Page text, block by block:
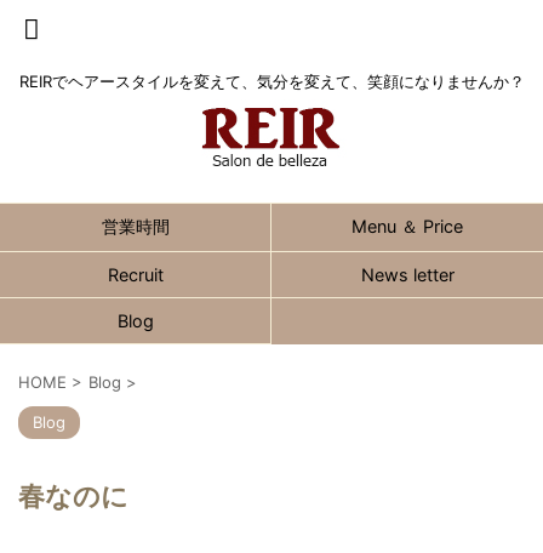
REIRでヘアースタイルを変えて、気分を変えて、笑顔になりませんか？
営業時間 Menu ＆ Price
Recruit News letter
Blog
HOME > Blog >
Blog
春なのに